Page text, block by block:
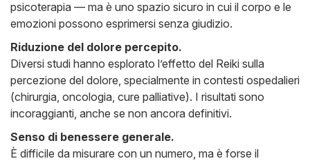
psicoterapia — ma è uno spazio sicuro in cui il corpo e le
emozioni possono esprimersi senza giudizio.
Riduzione del dolore percepito.
Diversi studi hanno esplorato l’effetto del Reiki sulla
percezione del dolore, specialmente in contesti ospedalieri
(chirurgia, oncologia, cure palliative). I risultati sono
incoraggianti, anche se non ancora definitivi.
Senso di benessere generale.
È difficile da misurare con un numero, ma è forse il